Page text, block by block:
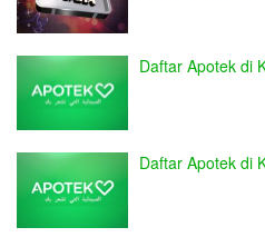
Daftar Apotek di
Daftar Apotek di